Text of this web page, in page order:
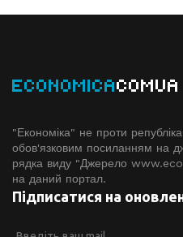
ECONOMICACOMUA
"Економіка" не проти
обов'язковим посиланням на
рядка виду "Джерело
на даний портал.
Підписатися на